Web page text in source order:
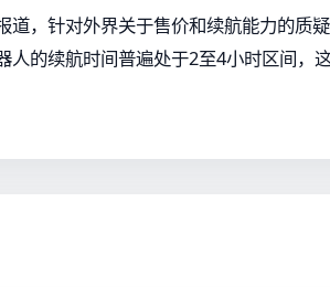
道，针对外界关于售价和续航能力的质
人的续航时间普遍处于2至4小时区间，